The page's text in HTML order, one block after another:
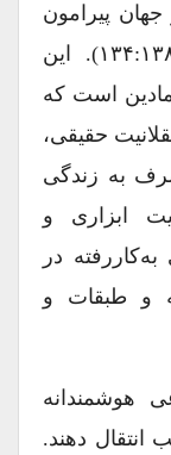
پیرامون
نشان دهد (طاهری و هوشنگی،۱۳۴:۱۳۸۸). این
است که
حقیقی،
به زندگی
ابزاری و
در
و طبقات و
هوشمندانه
دهند.